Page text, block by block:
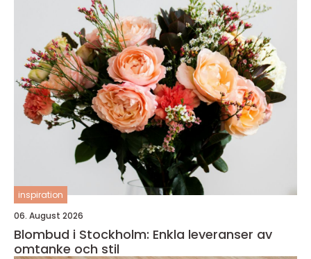
inspiration
06. August 2026
Blombud i Stockholm: Enkla leveranser av
omtanke och stil